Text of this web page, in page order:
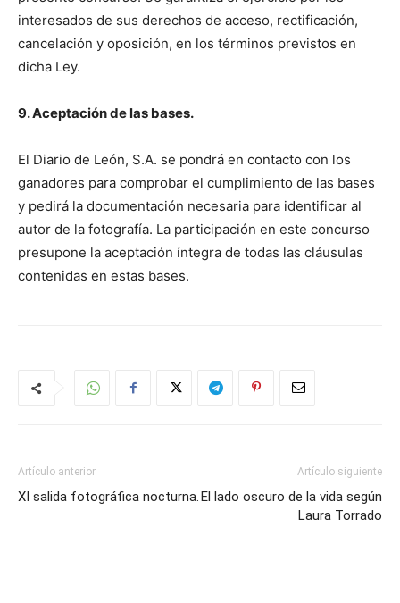
interesados de sus derechos de acceso, rectificación,
cancelación y oposición, en los términos previstos en
dicha Ley.
9. Aceptación de las bases.
El Diario de León, S.A. se pondrá en contacto con los
ganadores para comprobar el cumplimiento de las bases
y pedirá la documentación necesaria para identificar al
autor de la fotografía. La participación en este concurso
presupone la aceptación íntegra de todas las cláusulas
contenidas en estas bases.
Artículo anterior
XI salida fotográfica nocturna.
Artículo siguiente
El lado oscuro de la vida según
Laura Torrado